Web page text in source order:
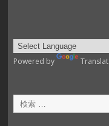
Powered by